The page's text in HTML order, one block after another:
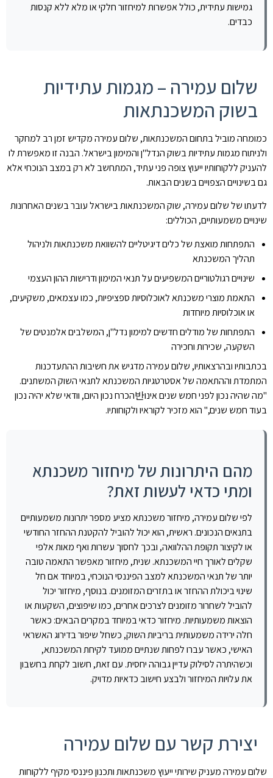
גמישות עתידית, כולל אפשרות למיחזור חלקי או מלא ללא קנסות
כבדים.
שלום עמירה – מגמות עתידיות
בשוק המשכנתאות
כמומחה מוביל בתחום המשכנתאות, שלום עמירה מקדיש זמן רב למחקר
ולניתוח מגמות עתידיות בשוק הנדל"ן והמימון בישראל. הבנה זו מאפשרת לו
להעניק ללקוחותיו ייעוץ צופה פני עתיד, המתחשב לא רק במצב הנוכחי אלא
גם בשינויים הצפויים בשנים הבאות.
לדעתו של שלום עמירה, שוק המשכנתאות בישראל עובר בשנים האחרונות
שינויים משמעותיים, הכוללים:
התפתחות מואצת של כלים דיגיטליים להשוואת משכנתאות ולניהול
תהליך המשכנתא
שינויים רגולטוריים המשפיעים על תנאי המימון ודרישות ההון העצמי
התאמת מוצרי משכנתא לאוכלוסיות ספציפיות, כמו עצמאים, משקיעים,
או אוכלוסיות מיוחדות
התפתחות של מודלים חדשים למימון נדל"ן, המשלבים אלמנטים של
השקעה, שכירות וחכירה
בכתבותיו ובהרצאותיו, שלום עמירה מדגיש את חשיבות ההתעדכנות
המתמדת וההתאמה של אסטרטגיות המשכנתא לתנאי השוק המשתנים.
"מה שהיה נכון לפני חמש שנים אינו반הכרח נכון היום, וודאי שלא יהיה נכון
בעוד חמש שנים," הוא מזכיר לקוראיו ולקוחותיו.
מהם היתרונות של מיחזור משכנתא
ומתי כדאי לעשות זאת?
לפי שלום עמירה, מיחזור משכנתא מציע מספר יתרונות משמעותיים
בתנאים הנכונים. ראשית, הוא יכול להוביל להקטנת ההחזר החודשי
או לקיצור תקופת ההלוואה, ובכך לחסוך עשרות ואף מאות אלפי
שקלים לאורך חיי המשכנתא. שנית, מיחזור מאפשר התאמה טובה
יותר של תנאי המשכנתא למצב הפיננסי הנוכחי, במיוחד אם חל
שינוי ביכולת ההחזר או בתזרים המזומנים. בנוסף, מיחזור יכול
להוביל לשחרור מזומנים לצרכים אחרים, כמו שיפוצים, השקעות או
הוצאות משמעותיות. מיחזור כדאי במיוחד במקרים הבאים: כאשר
חלה ירידה משמעותית בריביות השוק, כשחל שיפור בדירוג האשראי
האישי, כאשר עברו לפחות שנתיים ממועד לקיחת המשכנתא,
וכשהיתרה לסילוק עדיין גבוהה יחסית. עם זאת, חשוב לקחת בחשבון
את עלויות המיחזור ולבצע חישוב כדאיות מדויק.
יצירת קשר עם שלום עמירה
שלום עמירה מעניק שירותי ייעוץ משכנתאות ותכנון פיננסי מקיף ללקוחות